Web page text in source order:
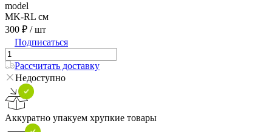
model
MK-RL см
300 ₽ / шт
Подписаться
Рассчитать доставку
Недоступно
Аккуратно упакуем хрупкие товары